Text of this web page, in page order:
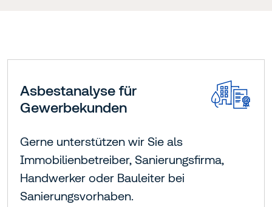
Asbestanalyse für
Gewerbekunden
Gerne unterstützen wir Sie als
Immobilienbetreiber, Sanierungsfirma,
Handwerker oder Bauleiter bei
Sanierungsvorhaben.